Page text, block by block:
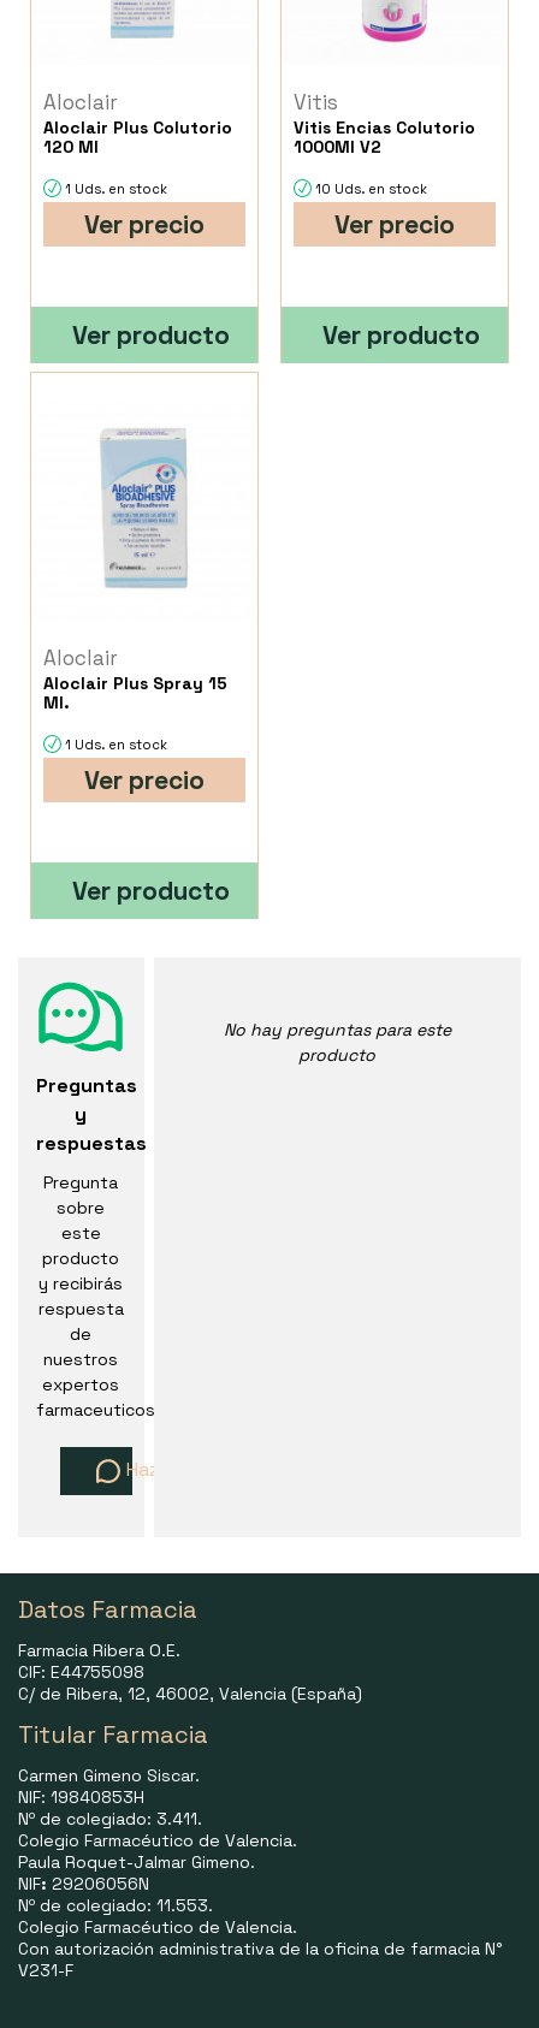
Aloclair
Aloclair Plus Colutorio
120 Ml
1 Uds. en stock
Ver precio
Ver producto
Vitis
Vitis Encias Colutorio
1000Ml V2
10 Uds. en stock
Ver precio
Ver producto
Aloclair
Aloclair Plus Spray 15
Ml.
1 Uds. en stock
Ver precio
Ver producto
Preguntas
y
respuestas
Pregunta
sobre
este
producto
y recibirás
respuesta
de
nuestros
expertos
farmaceuticos
Haz una pregunta
No hay preguntas para este
producto
Datos Farmacia
Farmacia Ribera O.E.
CIF: E44755098
C/ de Ribera, 12, 46002, Valencia (España)
Titular Farmacia
Carmen Gimeno Siscar.
NIF: 19840853H
Nº de colegiado: 3.411.
Colegio Farmacéutico de Valencia.
Paula Roquet-Jalmar Gimeno.
NIF: 29206056N
Nº de colegiado: 11.553.
Colegio Farmacéutico de Valencia.
Con autorización administrativa de la oficina de farmacia N°
V231-F